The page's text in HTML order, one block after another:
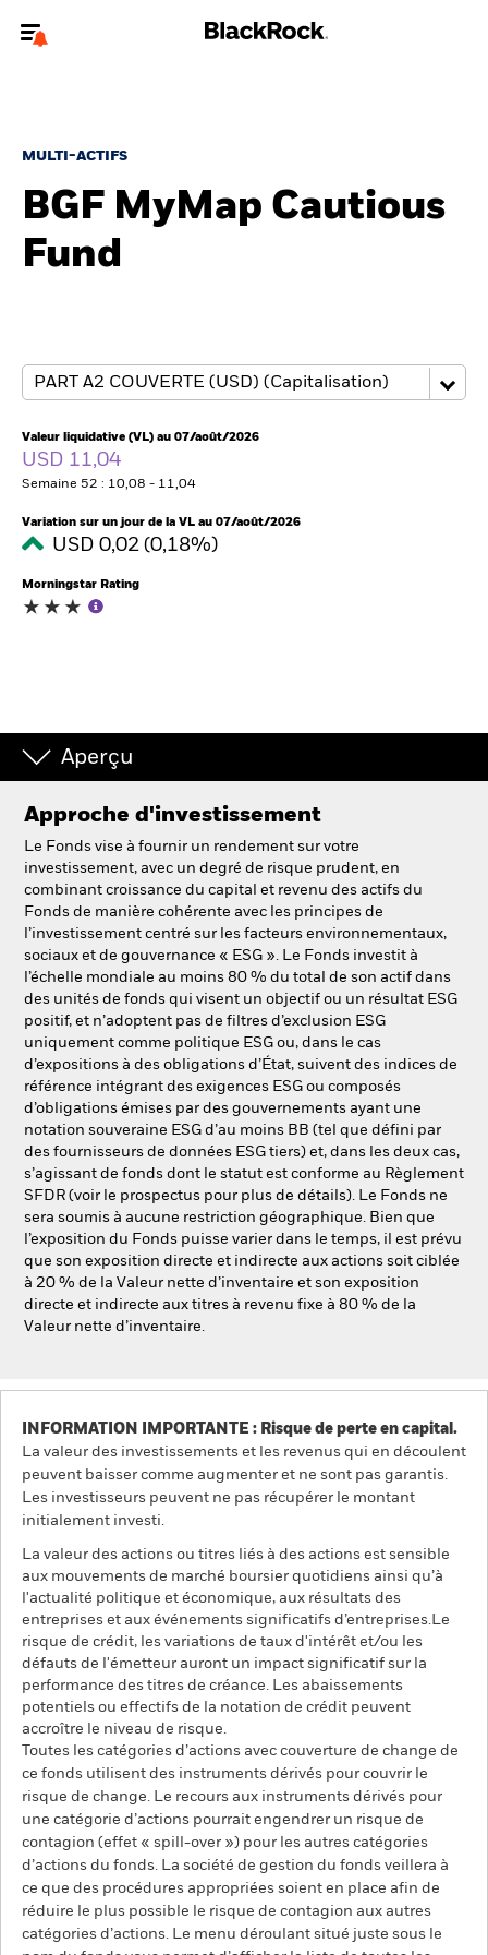
Nous connaître
Produits
Education
Particuliers
France
iShares
MULTI-ACTIFS
BGF MyMap Cautious
Fund
Valeur liquidative (VL) au 07/août/2026
USD 11,04
Semaine 52 : 10,08 - 11,04
Variation sur un jour de la VL au 07/août/2026
USD 0,02 (0,18%)
Morningstar Rating
Aperçu
Approche d'investissement
Le Fonds vise à fournir un rendement sur votre
investissement, avec un degré de risque prudent, en
combinant croissance du capital et revenu des actifs du
Fonds de manière cohérente avec les principes de
l’investissement centré sur les facteurs environnementaux,
sociaux et de gouvernance « ESG ». Le Fonds investit à
l’échelle mondiale au moins 80 % du total de son actif dans
des unités de fonds qui visent un objectif ou un résultat ESG
positif, et n’adoptent pas de filtres d’exclusion ESG
uniquement comme politique ESG ou, dans le cas
d’expositions à des obligations d’État, suivent des indices de
référence intégrant des exigences ESG ou composés
d’obligations émises par des gouvernements ayant une
notation souveraine ESG d’au moins BB (tel que défini par
des fournisseurs de données ESG tiers) et, dans les deux cas,
s’agissant de fonds dont le statut est conforme au Règlement
SFDR (voir le prospectus pour plus de détails). Le Fonds ne
sera soumis à aucune restriction géographique. Bien que
l’exposition du Fonds puisse varier dans le temps, il est prévu
que son exposition directe et indirecte aux actions soit ciblée
à 20 % de la Valeur nette d’inventaire et son exposition
directe et indirecte aux titres à revenu fixe à 80 % de la
Valeur nette d’inventaire.
INFORMATION IMPORTANTE : Risque de perte en capital.
La valeur des investissements et les revenus qui en découlent
peuvent baisser comme augmenter et ne sont pas garantis.
Les investisseurs peuvent ne pas récupérer le montant
initialement investi.
La valeur des actions ou titres liés à des actions est sensible
aux mouvements de marché boursier quotidiens ainsi qu’à
l'actualité politique et économique, aux résultats des
entreprises et aux événements significatifs d’entreprises.Le
risque de crédit, les variations de taux d'intérêt et/ou les
défauts de l'émetteur auront un impact significatif sur la
performance des titres de créance. Les abaissements
potentiels ou effectifs de la notation de crédit peuvent
accroître le niveau de risque.
Toutes les catégories d’actions avec couverture de change de
ce fonds utilisent des instruments dérivés pour couvrir le
risque de change. Le recours aux instruments dérivés pour
une catégorie d’actions pourrait engendrer un risque de
contagion (effet « spill-over ») pour les autres catégories
d’actions du fonds. La société de gestion du fonds veillera à
ce que des procédures appropriées soient en place afin de
réduire le plus possible le risque de contagion aux autres
catégories d’actions. Le menu déroulant situé juste sous le